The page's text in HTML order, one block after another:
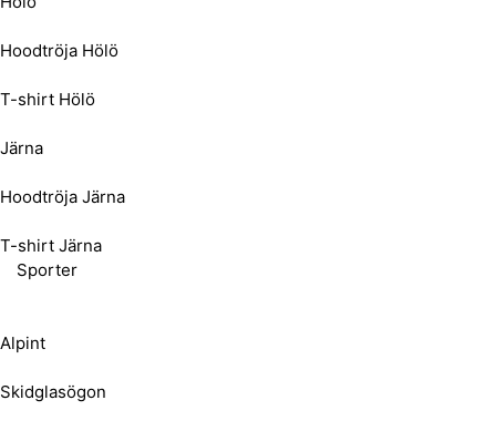
Hoodtröja Hölö
T-shirt Hölö
Järna
Hoodtröja Järna
T-shirt Järna
Sporter
Alpint
Skidglasögon